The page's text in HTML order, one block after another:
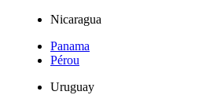
Nicaragua
Panama
Pérou
Uruguay